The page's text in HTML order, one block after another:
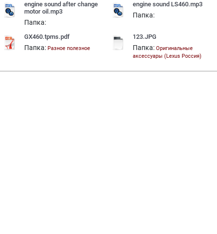
engine sound after change
motor oil.mp3
Папка:
engine sound LS460.mp3
Папка:
GX460.tpms.pdf
Папка: Разное полезное
123.JPG
Папка: Оригинальные
аксессуары (Lexus Россия)